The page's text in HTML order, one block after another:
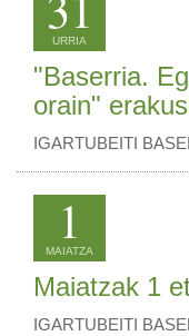
URRIA
"Baserria.
orain"
IGARTUBEITI
1
MAIATZA
Maiatzak 1
IGARTUBEITI